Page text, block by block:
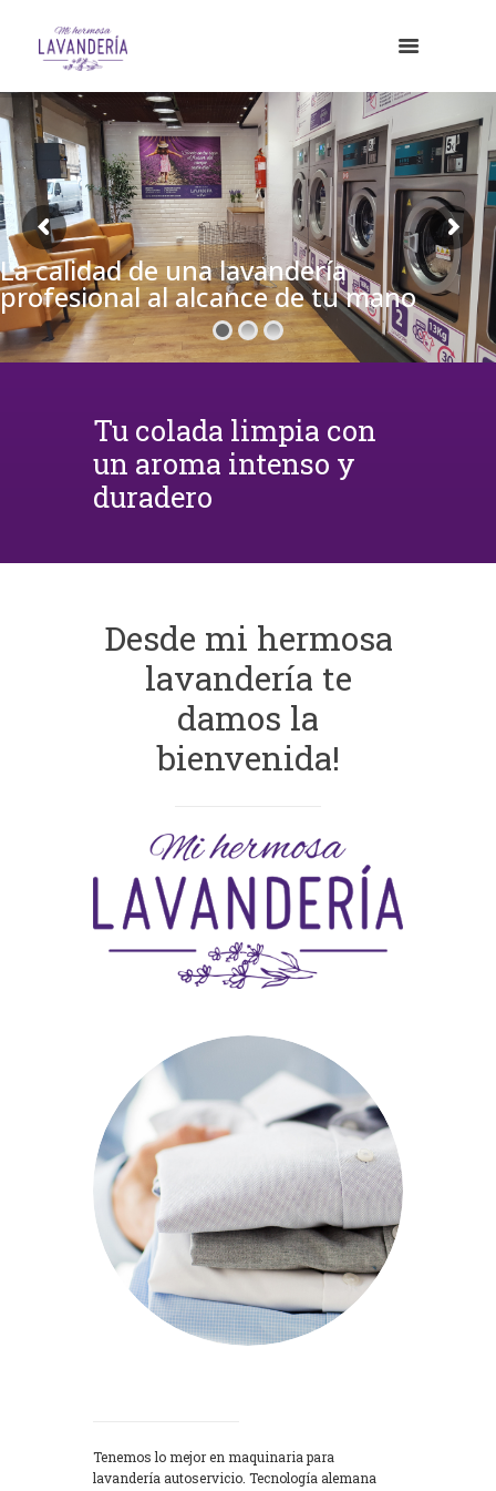
La calidad de una lavandería
profesional al alcance de tu mano
Tu colada limpia con
un aroma intenso y
duradero
Desde mi hermosa
lavandería te
damos la
bienvenida!
Tenemos lo mejor en maquinaria para
lavandería autoservicio. Tecnología alemana